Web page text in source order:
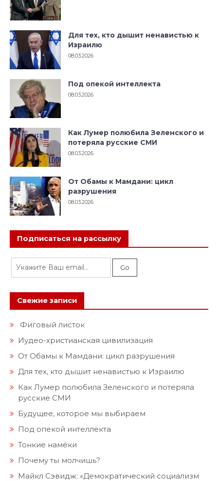
Для тех, кто дышит ненавистью к
Израилю
08.03.2026
Под опекой интеллекта
08.03.2026
Как Лумер полюбила Зеленского и
потеряла русские СМИ
08.03.2026
От Обамы к Мамдани: цикл
разрушения
08.03.2026
Подписаться на рассылку
Свежие записи
Фиговый листок
Иудео-христианская цивилизация
От Обамы к Мамдани: цикл разрушения
Для тех, кто дышит ненавистью к Израилю
Как Лумер полюбила Зеленского и потеряла
русские СМИ
Будущее, которое мы выбираем
Под опекой интеллекта
Тонкие намёки
Почему ты молчишь?
Майкл Сэвидж: «Демократический социализм